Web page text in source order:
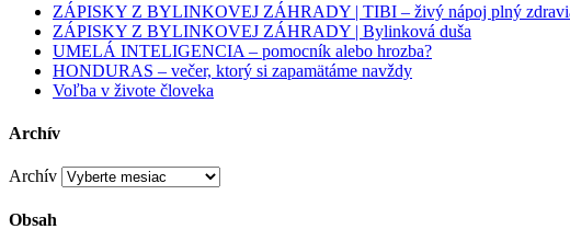
ZÁPISKY Z BYLINKOVEJ ZÁHRADY | TIBI – živý nápoj plný
ZÁPISKY Z BYLINKOVEJ ZÁHRADY | Bylinková duša
UMELÁ INTELIGENCIA – pomocník alebo hrozba?
HONDURAS – večer, ktorý si zapamätáme navždy
Voľba v živote človeka
Archív
Archív
Obsah